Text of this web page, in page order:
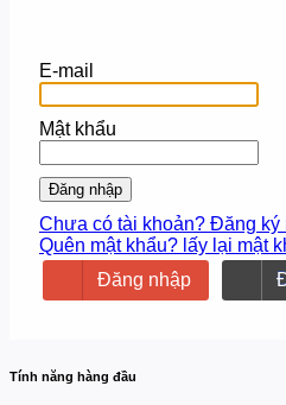
E-mail
Mật khẩu
Đăng nhập
Chưa có tài khoản? Đăng ký
Quên mật khẩu? lấy lại mật
Đăng nhập
Tính năng hàng đầu